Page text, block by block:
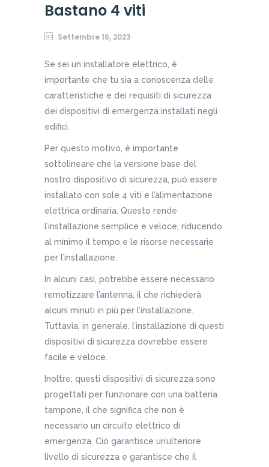
Bastano 4 viti
Settembre 16, 2023
Se sei un installatore elettrico, è
importante che tu sia a conoscenza delle
caratteristiche e dei requisiti di sicurezza
dei dispositivi di emergenza installati negli
edifici.
Per questo motivo, è importante
sottolineare che la versione base del
nostro dispositivo di sicurezza, può essere
installato con sole 4 viti e l’alimentazione
elettrica ordinaria. Questo rende
l’installazione semplice e veloce, riducendo
al minimo il tempo e le risorse necessarie
per l’installazione.
In alcuni casi, potrebbe essere necessario
remotizzare l’antenna, il che richiederà
alcuni minuti in più per l’installazione.
Tuttavia, in generale, l’installazione di questi
dispositivi di sicurezza dovrebbe essere
facile e veloce.
Inoltre, questi dispositivi di sicurezza sono
progettati per funzionare con una batteria
tampone, il che significa che non è
necessario un circuito elettrico di
emergenza. Ciò garantisce un’ulteriore
livello di sicurezza e garantisce che il